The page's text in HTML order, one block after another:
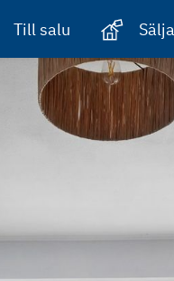
Till salu Sälja